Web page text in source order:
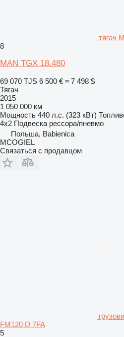
тягач
8
MAN TGX 18.480
69 070 TJS 6 500 € ≈ 7 498 $
Тягач
2015
1 050 000 км
Мощность 440 л.с. (323 кВт)
4x2 Подвеска рессора/пневмо
Польша, Babienica
MCOGIEL
Связаться с продавцом
FM120 D 7FA
5